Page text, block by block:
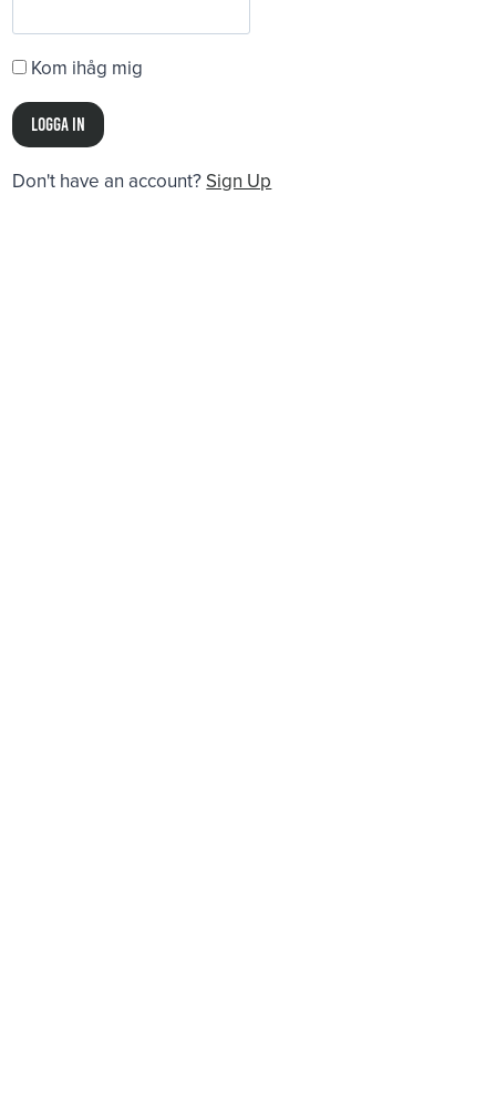
Kom ihåg mig
Don't have an account? Sign Up